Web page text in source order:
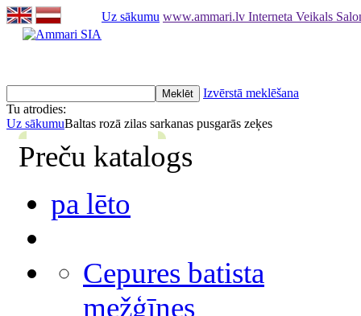
Uz sākumu www.ammari.lv Interneta Veikals
Izvērstā meklēšana
Tu atrodies:
Uz sākumuBaltas rozā zilas sarkanas pusgarās zeķes
Preču katalogs
pa lēto
Cepures batista
mežģīnes